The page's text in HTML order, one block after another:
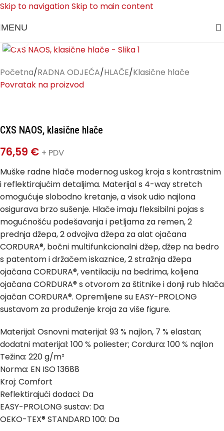
Skip to navigationSkip to main content
MENU
Početna/RADNA ODJEĆA/HLAČE/Klasične hlače
Povratak na proizvod
CXS NAOS, klasične hlače
76,59 € + PDV
Muške radne hlače modernog uskog kroja s kontrastnim
i reflektirajućim detaljima. Materijal s 4-way stretch
omogućuje slobodno kretanje, a visok udio najlona
osigurava brzo sušenje. Hlače imaju fleksibilni pojas s
mogućnošću podešavanja i petljama za remen, 2
prednja džepa, 2 odvojiva džepa za alat ojačana
CORDURA®, bočni multifunkcionalni džep, džep na bedro
s patentom i držačem iskaznice, 2 stražnja džepa
ojačana CORDURA®, ventilaciju na bedrima, koljena
ojačana CORDURA® s otvorom za štitnike i donji rub hlača
ojačan CORDURA®. Opremljene su EASY-PROLONG
sustavom za produženje kroja za više figure.
Materijal: Osnovni materijal: 93 % najlon, 7 % elastan;
dodatni materijal: 100 % poliester; Cordura: 100 % najlon
Težina: 220 g/m²
Norma: EN ISO 13688
Kroj: Comfort
Reflektirajući dodaci: Da
EASY-PROLONG sustav: Da
OEKO-TEX® STANDARD 100: Da